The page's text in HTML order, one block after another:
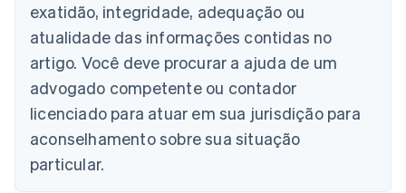
exatidão, integridade, adequação ou
atualidade das informações contidas no
artigo. Você deve procurar a ajuda de um
advogado competente ou contador
licenciado para atuar em sua jurisdição para
aconselhamento sobre sua situação
particular.
Austrália
English
Áustria
DeutschEnglish
Bélgica
Nederlands Deutsch
Brasil
PortuguêsEnglish
Bulgária